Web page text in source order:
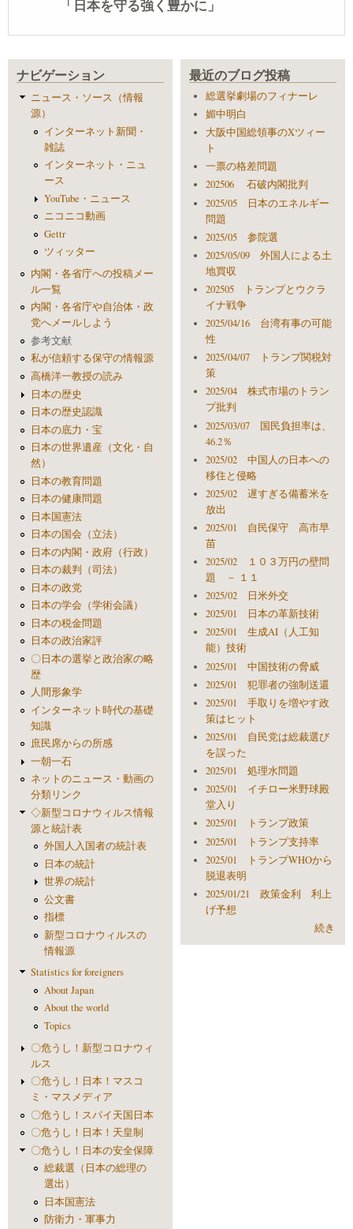
「日本を守る強く豊かに」
ナビゲーション
ニュース・ソース（情報
源）
インターネット新聞・
雑誌
インターネット・ニュ
ース
YouTube・ニュース
ニコニコ動画
Gettr
ツィッター
内閣・各省庁への投稿メー
ル一覧
内閣・各省庁や自治体・政
党へメールしよう
参考文献
私が信頼する保守の情報源
高橋洋一教授の読み
日本の歴史
日本の歴史認識
日本の底力・宝
日本の世界遺産（文化・自
然）
日本の教育問題
日本の健康問題
日本国憲法
日本の国会（立法）
日本の内閣・政府（行政）
日本の裁判（司法）
日本の政党
日本の学会（学術会議）
日本の税金問題
日本の政治家評
〇日本の選挙と政治家の略
歴
人間形象学
インターネット時代の基礎
知識
庶民席からの所感
一朝一石
ネットのニュース・動画の
分類リンク
◇新型コロナウィルス情報
源と統計表
外国人入国者の統計表
日本の統計
世界の統計
公文書
指標
新型コロナウィルスの
情報源
Statistics for foreigners
About Japan
About the world
Topics
〇危うし！新型コロナウィ
ルス
〇危うし！日本！マスコ
ミ・マスメディア
〇危うし！スパイ天国日本
〇危うし！日本！天皇制
〇危うし！日本の安全保障
総裁選（日本の総理の
選出）
日本国憲法
防衛力・軍事力
最近のブログ投稿
総選挙劇場のフィナーレ
媚中明白
大阪中国総領事のXツィー
ト
一票の格差問題
202506 石破内閣批判
2025/05 日本のエネルギー
問題
2025/05 参院選
2025/05/09 外国人による土
地買収
202505 トランプとウクラ
イナ戦争
2025/04/16 台湾有事の可能
性
2025/04/07 トランプ関税対
策
2025/04 株式市場のトラン
プ批判
2025/03/07 国民負担率は、
46.2％
2025/02 中国人の日本への
移住と侵略
2025/02 遅すぎる備蓄米を
放出
2025/01 自民保守 高市早
苗
2025/02 １０３万円の壁問
題 － １１
2025/02 日米外交
2025/01 日本の革新技術
2025/01 生成AI（人工知
能）技術
2025/01 中国技術の脅威
2025/01 犯罪者の強制送還
2025/01 手取りを増やす政
策はヒット
2025/01 自民党は総裁選び
を誤った
2025/01 処理水問題
2025/01 イチロー米野球殿
堂入り
2025/01 トランプ政策
2025/01 トランプ支持率
2025/01 トランプWHOから
脱退表明
2025/01/21 政策金利 利上
げ予想
続き